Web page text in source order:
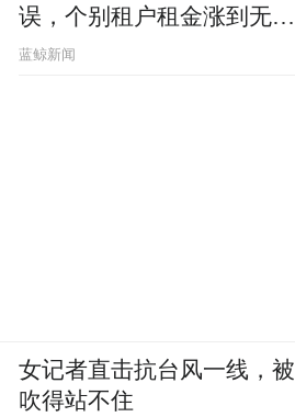
误，个别租户租金涨到无法
想象
蓝鲸新闻
女记者直击抗台风一线，被
吹得站不住